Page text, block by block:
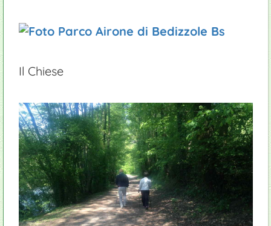
Il Chiese